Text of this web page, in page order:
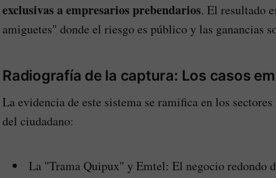
exclusivas a empresarios prebendarios. El resultado
amiguetes" donde el riesgo es público y las ganancias
Radiografía de la captura: Los casos
La evidencia de este sistema se ramifica en los
del ciudadano:
La "Trama Quipux" y Emtel: El negocio redondo